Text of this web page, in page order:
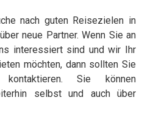
nach guten Reisezielen in
neue Partner. Wenn Sie an
interessiert sind und wir Ihr
möchten, dann sollten Sie
Sie können
selbst und auch über